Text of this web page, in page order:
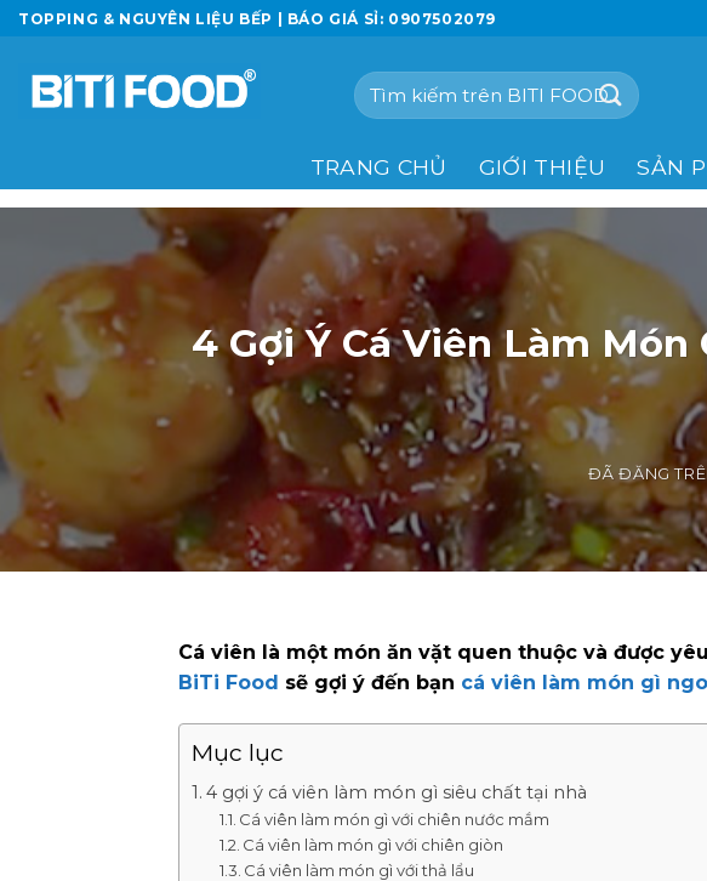
Chuyển
đến
dung
TOPPING & NGUYÊN LIỆU BẾP | BÁO GIÁ SỈ: 0907502079
Tìm
kiếm:
TRANG CHỦ GIỚI THIỆU SẢN
4 Gợi Ý Cá Viên Làm
ĐÃ ĐĂNG
Cá viên là một món ăn vặt quen thuộc và được
BiTi Food sẽ gợi ý đến bạn cá viên làm món gì
Mục lục
4 gợi ý cá viên làm món gì siêu chất tại nhà
Cá viên làm món gì với chiên nước mắm
Cá viên làm món gì với chiên giòn
Cá viên làm món gì với thả lẩu